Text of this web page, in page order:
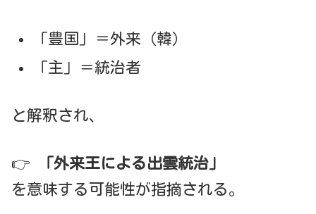
「豊国」＝外来（韓）
「主」＝統治者
と解釈され、
👉
「外来王による出雲統治」
を意味する可能性が指摘される。